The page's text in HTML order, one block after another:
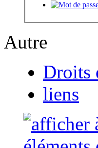
Autre
Droits
liens